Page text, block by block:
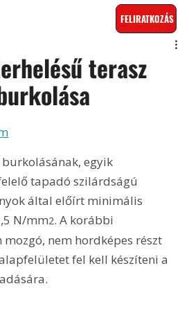
FELIRATKOZÁS
terasz
egyik
tapadó szilárdságú
által előírt minimális
N/mm2. A korábbi
nem hordképes részt
fel kell készíteni a